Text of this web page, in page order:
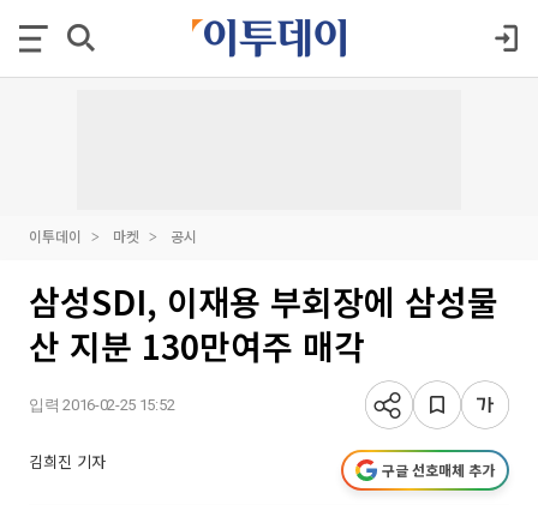
이투데이 마켓 공시
삼성SDI, 이재용 부회장에 삼성물
산 지분 130만여주 매각
입력 2016-02-25 15:52
김희진 기자 구글 선호매체 추가